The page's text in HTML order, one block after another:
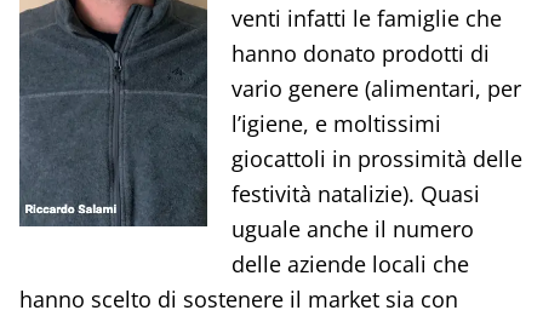
venti infatti le famiglie che
hanno donato prodotti di
vario genere (alimentari, per
l’igiene, e moltissimi
giocattoli in prossimità delle
festività natalizie). Quasi
uguale anche il numero
delle aziende locali che
hanno scelto di sostenere il market sia con